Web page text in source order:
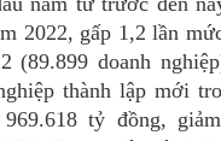
2022, gấp 1,2 lần
(89.899 doanh
thành lập mới
969.618 tỷ đồng,